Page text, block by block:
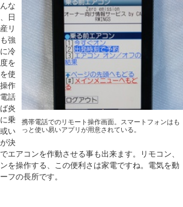
携帯電話でのリモート操作画面。スマートフォンはも
っと使い易いアプリが用意されている。
な
日
リ
強
冷
を
使
作
話
炎
乗
い
決
エアコンを作動させる事も出来ます。リモコン、
を操作する、この便利さは家電ですね。電気を動
フの長所です。